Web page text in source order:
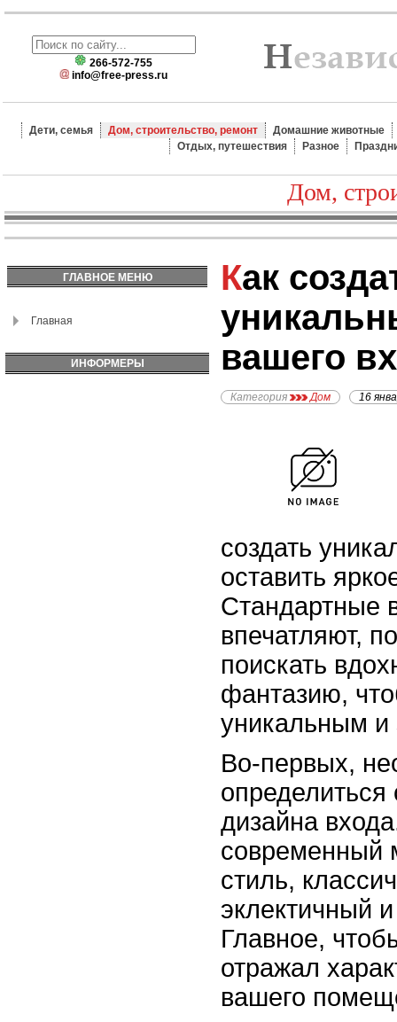
266-572-755
info@free-press.ru
Дети, семья Дом, строительство, ремонт
Домашние животные
Отдых, путешествия
Разное
Дом,
ГЛАВНОЕ МЕНЮ
Главная
ИНФОРМЕРЫ
Как создать
вашего
Категория Дом 16
создать
оставить
Стандартные
впечатляют,
поискать
фантазию,
уникальным
Во-первых,
дизайна
современный
стиль,
эклектичный
Главное,
отражал
вашего